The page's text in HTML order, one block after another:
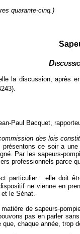
quarante-cinq.)
la discussion, après
Paul Bacquet,
des lois
ce soir a
Par les sapeurs-
professionnels parce
particulier : elle doit
ne vienne en
le Sénat.
de sapeurs-
pas en parler
chaque année, trop